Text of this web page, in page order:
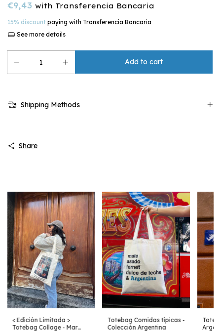
€9,43 with Transferencia Bancaria
15% discount paying with Transferencia Bancaria
See more details
Shipping Methods
Share
< Edición Limitada >
Totebag Collage - Mar
Totebag Comidas típicas -
Colección Argentina